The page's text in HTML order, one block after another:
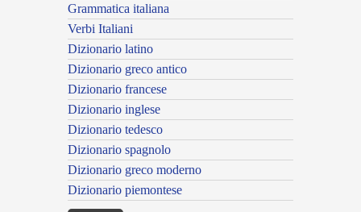
Grammatica italiana
Verbi Italiani
Dizionario latino
Dizionario greco antico
Dizionario francese
Dizionario inglese
Dizionario tedesco
Dizionario spagnolo
Dizionario greco moderno
Dizionario piemontese